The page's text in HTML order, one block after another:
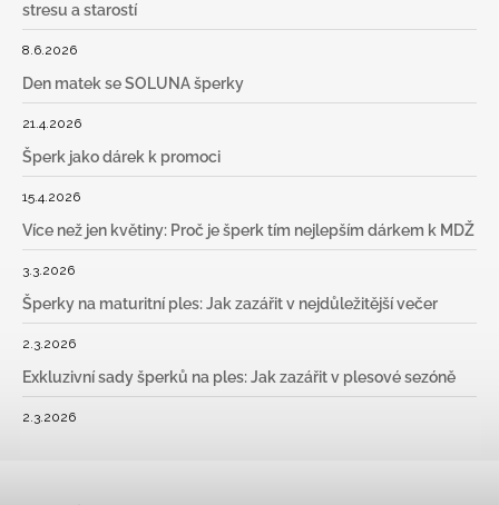
stresu a starostí
8.6.2026
Den matek se SOLUNA šperky
21.4.2026
Šperk jako dárek k promoci
15.4.2026
Více než jen květiny: Proč je šperk tím nejlepším dárkem k MDŽ
3.3.2026
Šperky na maturitní ples: Jak zazářit v nejdůležitější večer
2.3.2026
Exkluzivní sady šperků na ples: Jak zazářit v plesové sezóně
2.3.2026